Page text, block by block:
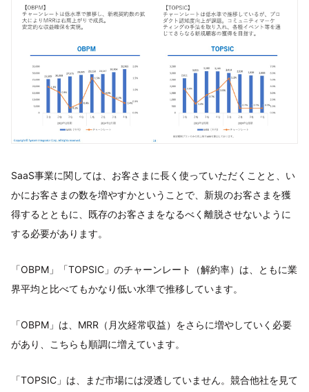
SaaS事業に関しては、お客さまに長く使っていただくことと、い
かにお客さまの数を増やすかということで、新規のお客さまを獲
得するとともに、既存のお客さまをなるべく離脱させないように
する必要があります。
「OBPM」「TOPSIC」のチャーンレート（解約率）は、ともに業
界平均と比べてもかなり低い水準で推移しています。
「OBPM」は、MRR（月次経常収益）をさらに増やしていく必要
があり、こちらも順調に増えています。
「TOPSIC」は、まだ市場には浸透していません。競合他社を見て